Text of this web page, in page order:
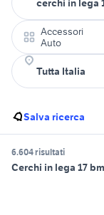
Accessori
Auto
Salva ricerca
6.604 risultati
Cerchi in lega 17